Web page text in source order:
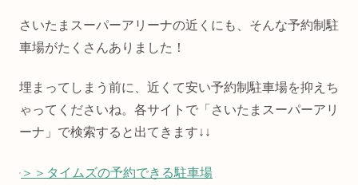
さいたまスーパーアリーナの近くにも、そんな予約制駐
車場がたくさんありました！
埋まってしまう前に、近くて安い予約制駐車場を抑えち
ゃってくださいね。各サイトで「さいたまスーパーアリ
ーナ」で検索すると出てきます↓↓
＞＞タイムズの予約できる駐車場